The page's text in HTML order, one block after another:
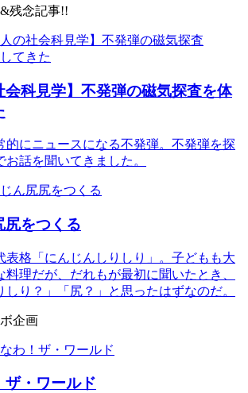
会科見学】不発弾の磁気探査を体
的にニュースになる不発弾。不発弾を探
お話を聞いてきました。
尻をつくる
表格「にんじんしりしり」。子どもも大
料理だが、だれもが最初に聞いたとき、
しり？」「尻？」と思ったはずなのだ。
ザ・ワールド